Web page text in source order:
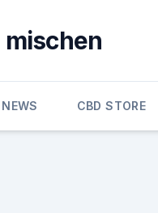
mischen
NEWS CBD STORE